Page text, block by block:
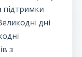
підтримки
дні
з